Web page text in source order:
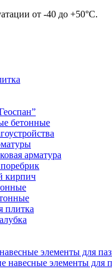
от -40 до +50°С.
бетонные
арматура
кирпич
плитка
элементы для
навесные элементы для